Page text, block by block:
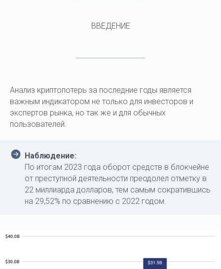
ВВЕДЕНИЕ
Анализ криптопотерь за последние годы является
важным индикатором не только для инвесторов и
экспертов рынка, но так же и для обычных
пользователей.
Наблюдение:
По итогам 2023 года оборот средств в блокчейне
от преступной деятельности преодолел отметку в
22 миллиарда долларов, тем самым сократившись
на 29,52% по сравнению с 2022 годом.